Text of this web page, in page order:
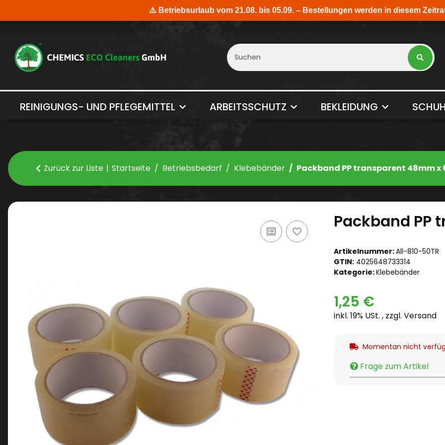
REINIGUNGS- UND PFLEGEMITTEL ARBEITSSCHUTZ BEKLEIDUNG
Zurück zur Liste Startseite Betriebsbedarf Klebebänder Packband PP transparent 48mm x
Packband PP
Artikelnummer:All-810-50TR
GTIN: 4025648733314
Kategorie:Klebebänder
1,25 €
inkl. 19% USt. , zzgl. Versand
Momentan nicht
Frage zum Artikel